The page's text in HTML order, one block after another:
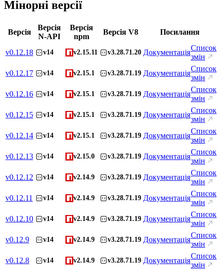
Мінорні версії
Версія
Версія
N-API
Версія
npm
Версія V8 Посилання
v0.12.18 v14 v2.15.11 v3.28.71.20 Документація
Список
змін
v0.12.17 v14 v2.15.1 v3.28.71.19 Документація
Список
змін
v0.12.16 v14 v2.15.1 v3.28.71.19 Документація
Список
змін
v0.12.15 v14 v2.15.1 v3.28.71.19 Документація
Список
змін
v0.12.14 v14 v2.15.1 v3.28.71.19 Документація
Список
змін
v0.12.13 v14 v2.15.0 v3.28.71.19 Документація
Список
змін
v0.12.12 v14 v2.14.9 v3.28.71.19 Документація
Список
змін
v0.12.11 v14 v2.14.9 v3.28.71.19 Документація
Список
змін
v0.12.10 v14 v2.14.9 v3.28.71.19 Документація
Список
змін
v0.12.9 v14 v2.14.9 v3.28.71.19 Документація
Список
змін
v0.12.8 v14 v2.14.9 v3.28.71.19 Документація
Список
змін